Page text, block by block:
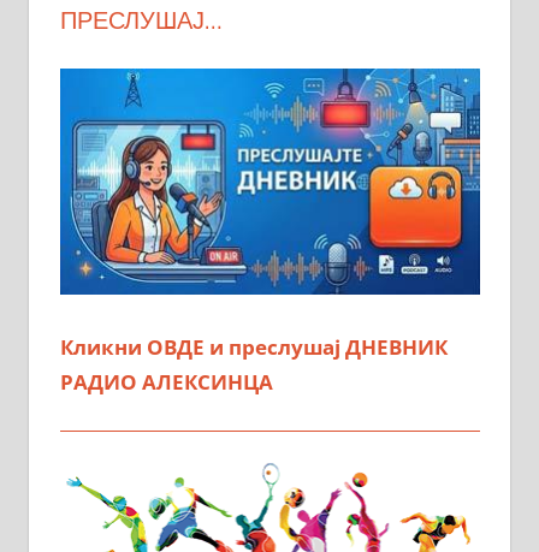
ПРЕСЛУШАЈ…
Кликни ОВДЕ и преслушај ДНЕВНИК
РАДИО АЛЕКСИНЦА